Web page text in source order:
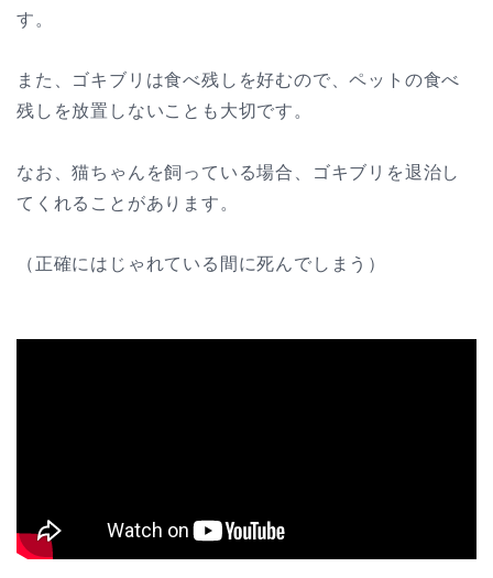
す。
また、ゴキブリは食べ残しを好むので、ペットの食べ
残しを放置しないことも大切です。
なお、猫ちゃんを飼っている場合、ゴキブリを退治し
てくれることがあります。
（正確にはじゃれている間に死んでしまう）